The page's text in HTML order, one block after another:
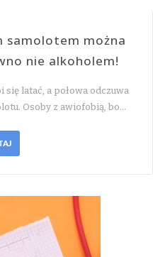
samolotem można
nie alkoholem!
się latać, a połowa odczuwa
Osoby z awiofobią, bo…